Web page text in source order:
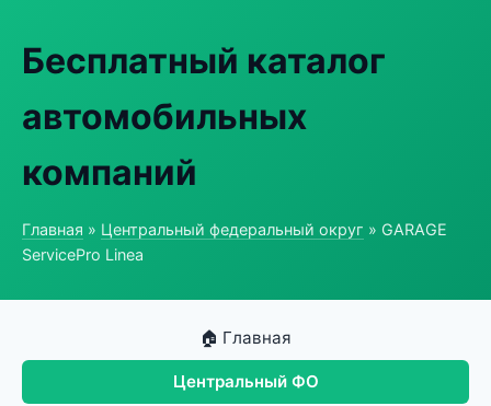
Бесплатный каталог
автомобильных
компаний
Главная » Центральный федеральный округ » GARAGE
ServicePro Linea
🏠 Главная
Центральный ФО